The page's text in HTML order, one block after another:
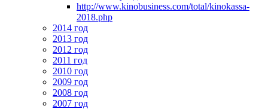
http://www.kinobusiness.com/total/kinokassa-
2018.php
2014 год
2013 год
2012 год
2011 год
2010 год
2009 год
2008 год
2007 год